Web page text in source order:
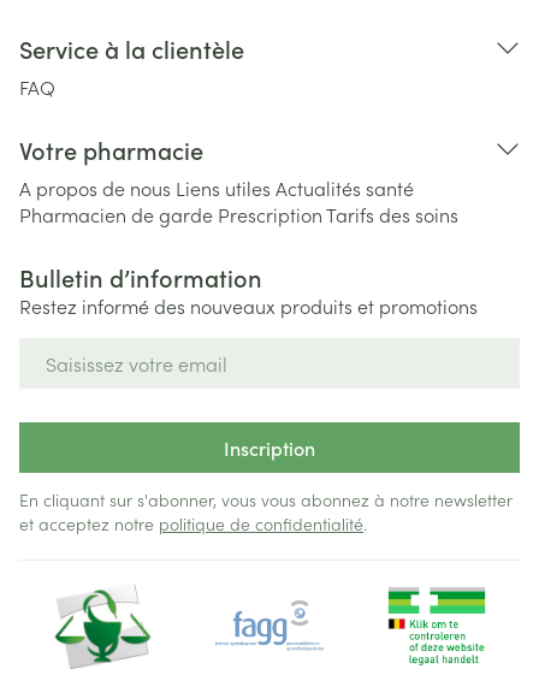
Service à la clientèle
FAQ
Votre pharmacie
A propos de nous Liens utiles Actualités santé
Pharmacien de garde PrescriptionTarifs des soins
Bulletin d’information
Restez informé des nouveaux produits et promotions
Inscription
En cliquant sur s'abonner, vous vous abonnez à notre newsletter
et acceptez notre politique de confidentialité.